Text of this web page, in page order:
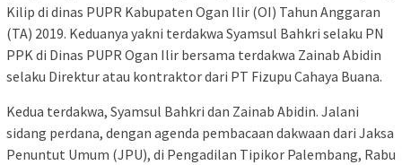
Kilip di dinas PUPR Kabupaten Ogan Ilir (OI) Tahun Anggaran
(TA) 2019. Keduanya yakni terdakwa Syamsul Bahkri selaku PN
PPK di Dinas PUPR Ogan Ilir bersama terdakwa Zainab Abidin
selaku Direktur atau kontraktor dari PT Fizupu Cahaya Buana.
Kedua terdakwa, Syamsul Bahkri dan Zainab Abidin. Jalani
sidang perdana, dengan agenda pembacaan dakwaan dari Jaksa
Penuntut Umum (JPU), di Pengadilan Tipikor Palembang, Rabu